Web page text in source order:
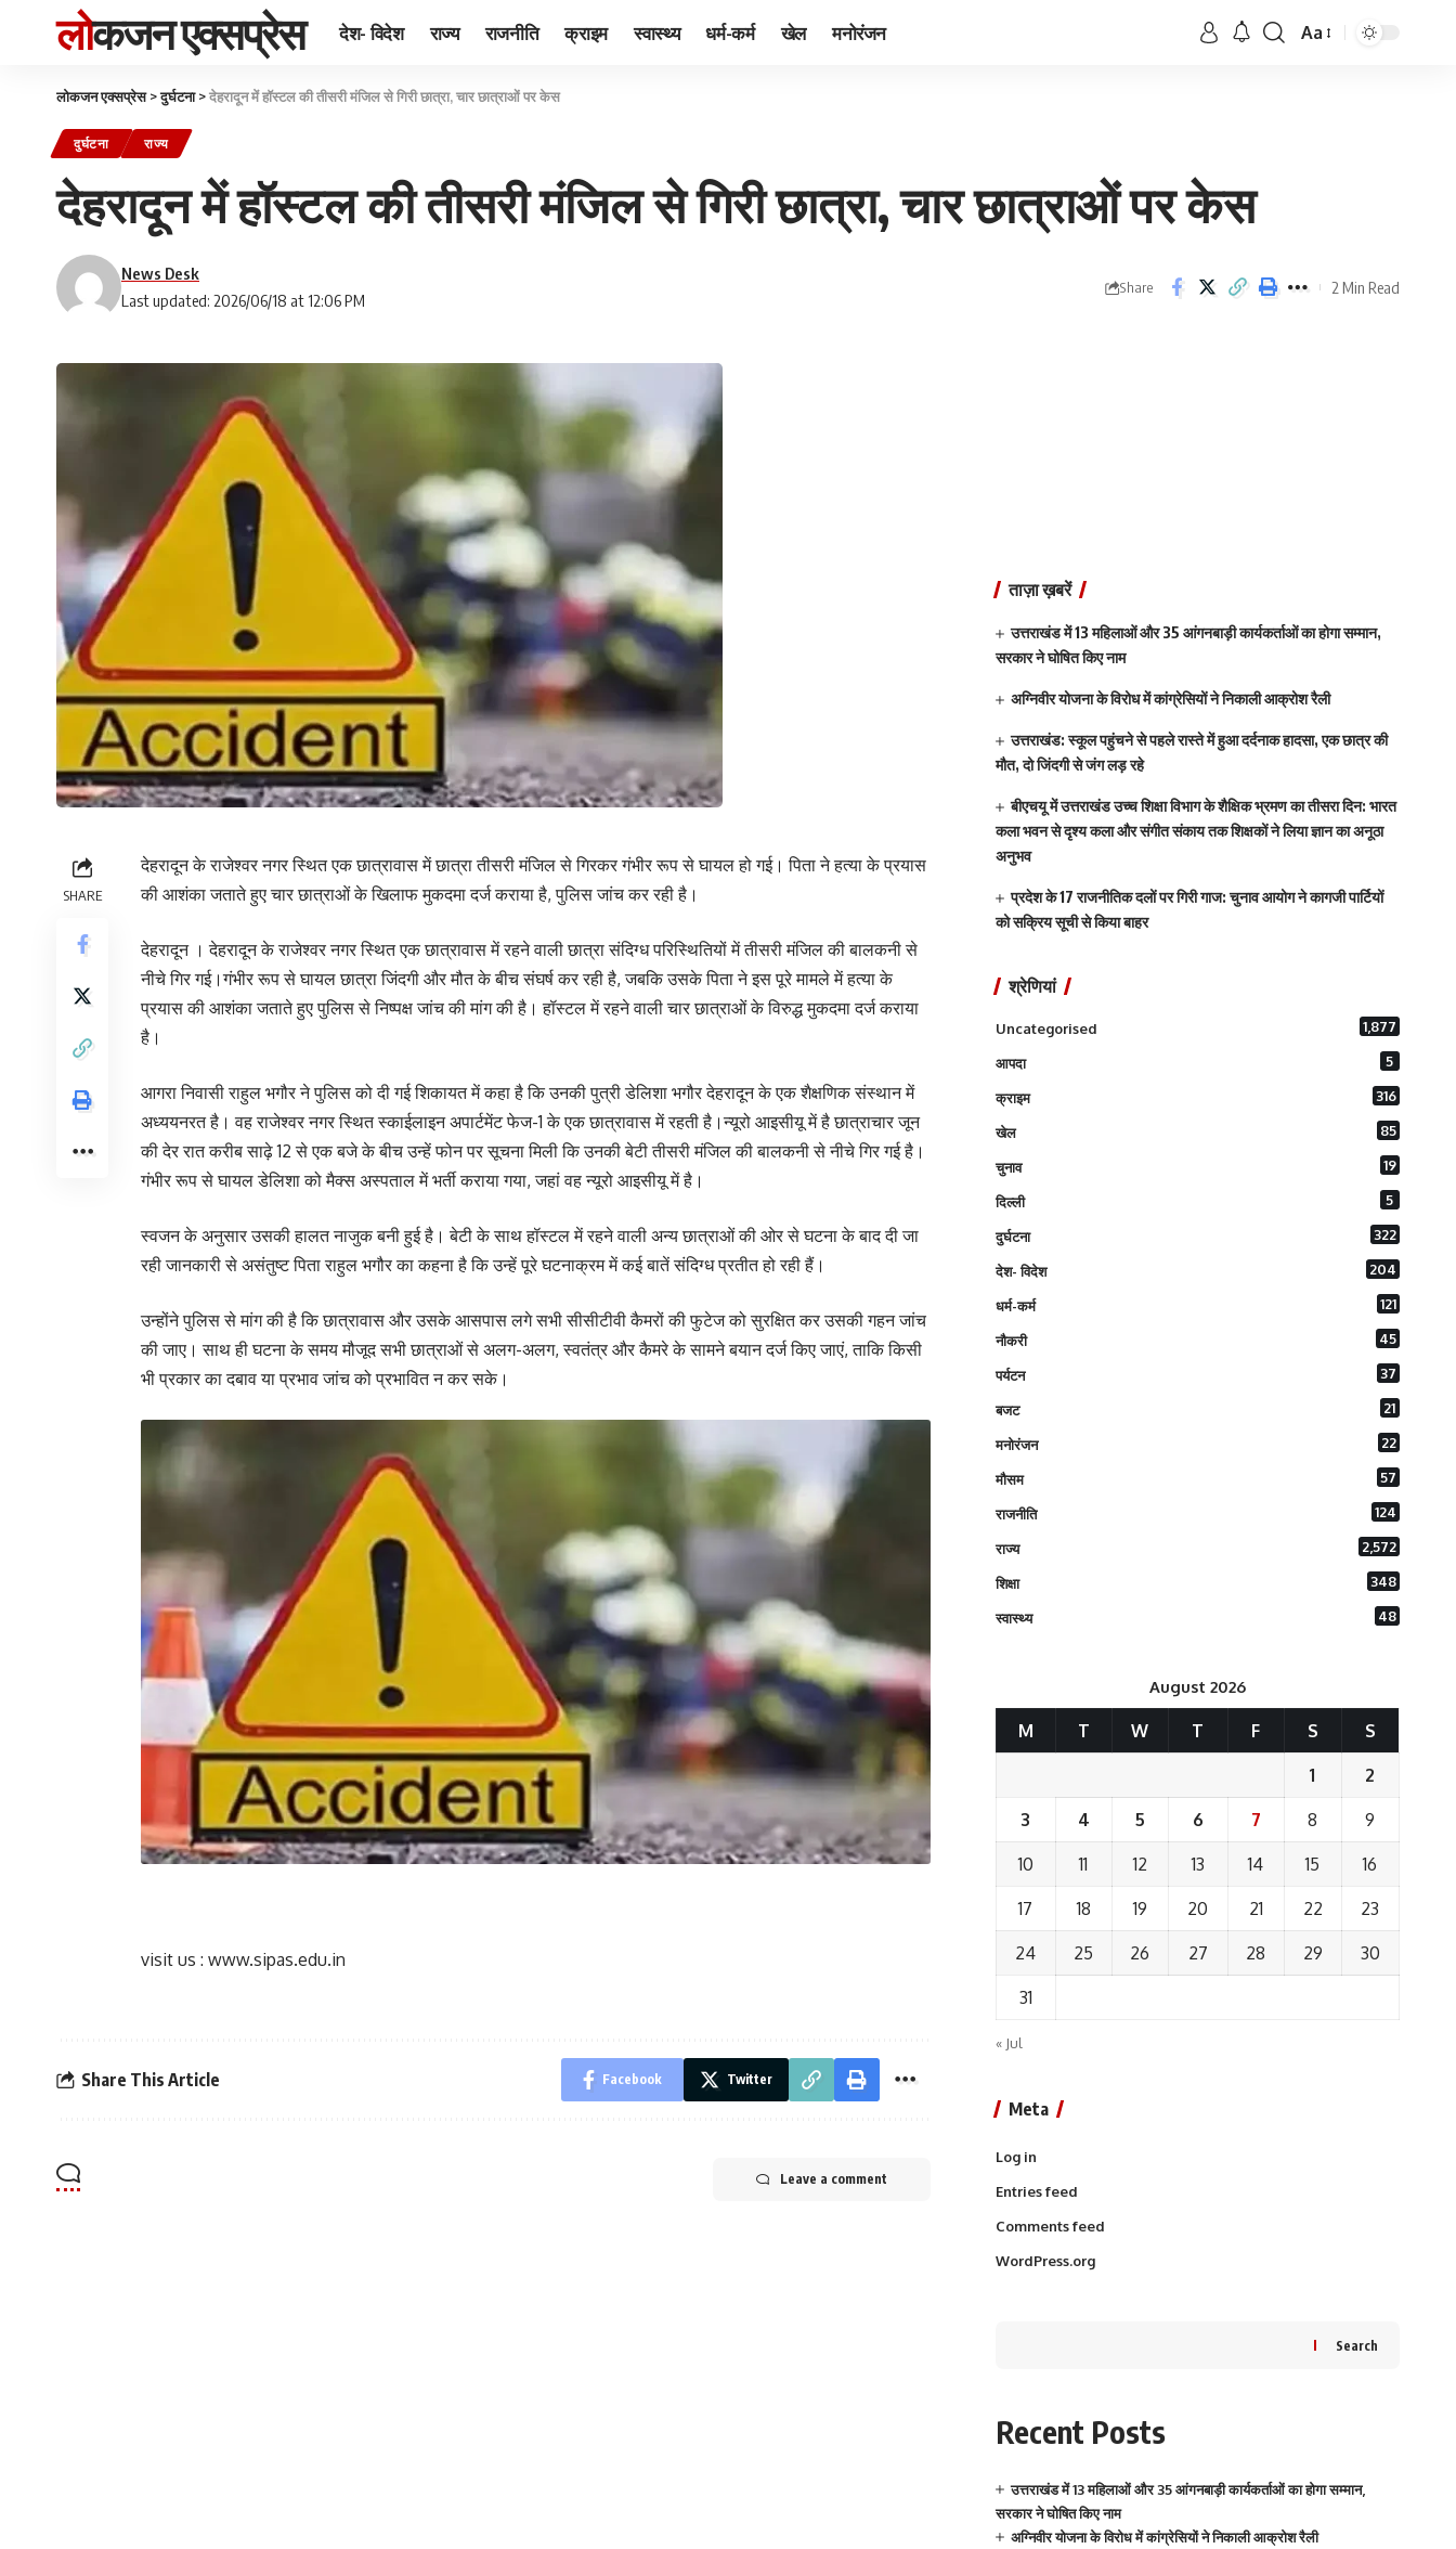
लोकजन एक्सप्रेस देश- विदेश राज्य राजनीति क्राइम स्वास्थ्य धर्म-कर्म खेल मनोरंजन Aa
लोकजन एक्सप्रेस>दुर्घटना>देहरादून में हॉस्टल की तीसरी मंजिल से गिरी छात्रा, चार छात्राओं पर केस
दुर्घटना राज्य
देहरादून में हॉस्टल की तीसरी मंजिल से गिरी छात्रा, चार छात्राओं पर केस
Last updated: 2026/06/18 at 12:06 PM
News Desk
Share 2 Min Read
SHARE
देहरादून के राजेश्वर नगर स्थित एक छात्रावास में छात्रा तीसरी मंजिल से गिरकर गंभीर रूप से घायल हो गई। पिता ने हत्या के प्रयास
की आशंका जताते हुए चार छात्राओं के खिलाफ मुकदमा दर्ज कराया है, पुलिस जांच कर रही है।
देहरादून । देहरादून के राजेश्वर नगर स्थित एक छात्रावास में रहने वाली छात्रा संदिग्ध परिस्थितियों में तीसरी मंजिल की बालकनी से
नीचे गिर गई।गंभीर रूप से घायल छात्रा जिंदगी और मौत के बीच संघर्ष कर रही है, जबकि उसके पिता ने इस पूरे मामले में हत्या के
प्रयास की आशंका जताते हुए पुलिस से निष्पक्ष जांच की मांग की है। हॉस्टल में रहने वाली चार छात्राओं के विरुद्ध मुकदमा दर्ज कराया
है।
आगरा निवासी राहुल भगौर ने पुलिस को दी गई शिकायत में कहा है कि उनकी पुत्री डेलिशा भगौर देहरादून के एक शैक्षणिक संस्थान में
अध्ययनरत है। वह राजेश्वर नगर स्थित स्काईलाइन अपार्टमेंट फेज-1 के एक छात्रावास में रहती है।न्यूरो आइसीयू में है छात्राचार जून
की देर रात करीब साढ़े 12 से एक बजे के बीच उन्हें फोन पर सूचना मिली कि उनकी बेटी तीसरी मंजिल की बालकनी से नीचे गिर गई है।
गंभीर रूप से घायल डेलिशा को मैक्स अस्पताल में भर्ती कराया गया, जहां वह न्यूरो आइसीयू में है।
स्वजन के अनुसार उसकी हालत नाजुक बनी हुई है। बेटी के साथ हॉस्टल में रहने वाली अन्य छात्राओं की ओर से घटना के बाद दी जा
रही जानकारी से असंतुष्ट पिता राहुल भगौर का कहना है कि उन्हें पूरे घटनाक्रम में कई बातें संदिग्ध प्रतीत हो रही हैं।
उन्होंने पुलिस से मांग की है कि छात्रावास और उसके आसपास लगे सभी सीसीटीवी कैमरों की फुटेज को सुरक्षित कर उसकी गहन जांच
की जाए। साथ ही घटना के समय मौजूद सभी छात्राओं से अलग-अलग, स्वतंत्र और कैमरे के सामने बयान दर्ज किए जाएं, ताकि किसी
भी प्रकार का दबाव या प्रभाव जांच को प्रभावित न कर सके।
visit us : www.sipas.edu.in
Share This Article Facebook Twitter
Leave a comment
ताज़ा ख़बरें
उत्तराखंड में 13 महिलाओं और 35 आंगनबाड़ी कार्यकर्ताओं का होगा सम्मान,
सरकार ने घोषित किए नाम
अग्निवीर योजना के विरोध में कांग्रेसियों ने निकाली आक्रोश रैली
उत्तराखंड: स्कूल पहुंचने से पहले रास्ते में हुआ दर्दनाक हादसा, एक छात्र की
मौत, दो जिंदगी से जंग लड़ रहे
बीएचयू में उत्तराखंड उच्च शिक्षा विभाग के शैक्षिक भ्रमण का तीसरा दिन: भारत
कला भवन से दृश्य कला और संगीत संकाय तक शिक्षकों ने लिया ज्ञान का अनूठा
अनुभव
प्रदेश के 17 राजनीतिक दलों पर गिरी गाज: चुनाव आयोग ने कागजी पार्टियों
को सक्रिय सूची से किया बाहर
श्रेणियां
Uncategorised 1,877
आपदा 5
क्राइम 316
खेल 85
चुनाव 19
दिल्ली 5
दुर्घटना 322
देश- विदेश 204
धर्म-कर्म 121
नौकरी 45
पर्यटन 37
बजट 21
मनोरंजन 22
मौसम 57
राजनीति 124
राज्य 2,572
शिक्षा 348
स्वास्थ्य 48
August 2026
M T W T F S S
1 2
3 4 5 6 7 8 9
10 11 12 13 14 15 16
17 18 19 20 21 22 23
24 25 26 27 28 29 30
31
« Jul
Meta
Log in
Entries feed
Comments feed
WordPress.org
Search
Recent Posts
उत्तराखंड में 13 महिलाओं और 35 आंगनबाड़ी कार्यकर्ताओं का होगा सम्मान,
सरकार ने घोषित किए नाम
अग्निवीर योजना के विरोध में कांग्रेसियों ने निकाली आक्रोश रैली